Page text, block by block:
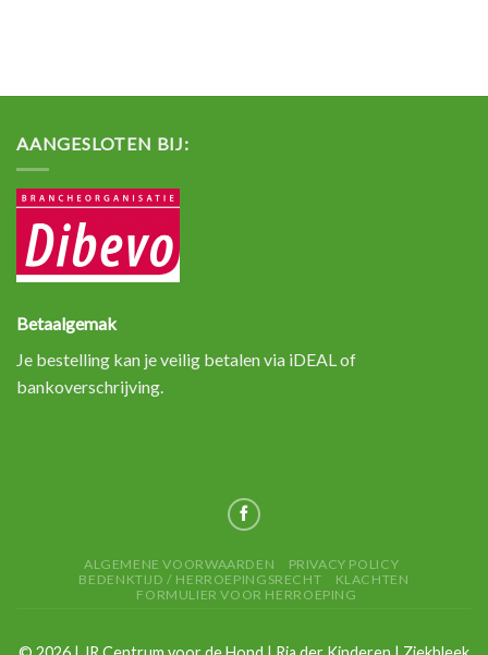
AANGESLOTEN BIJ:
Betaalgemak
Je bestelling kan je veilig betalen via iDEAL of
bankoverschrijving.
ALGEMENE VOORWAARDEN
PRIVACY POLICY
BEDENKTIJD / HERROEPINGSRECHT
KLACHTEN
FORMULIER VOOR HERROEPING